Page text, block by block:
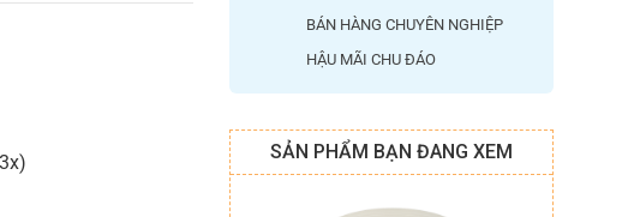
BÁN HÀNG CHUYÊN NGHIỆP
HẬU MÃI CHU ĐÁO
SẢN PHẨM BẠN ĐANG XEM